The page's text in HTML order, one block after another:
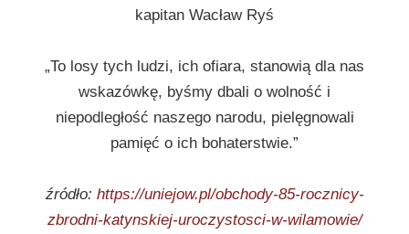
kapitan Wacław Ryś
„To losy tych ludzi, ich ofiara, stanowią dla nas
wskazówkę, byśmy dbali o wolność i
niepodległość naszego narodu, pielęgnowali
pamięć o ich bohaterstwie.”
źródło: https://uniejow.pl/obchody-85-rocznicy-
zbrodni-katynskiej-uroczystosci-w-wilamowie/